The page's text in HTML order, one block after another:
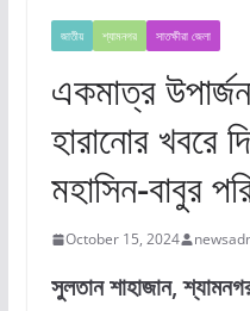
জাতীয় শ্যামনগর সাতক্ষীরা জেলা
একমাত্র
হারানোর খবরে
মহাসিন-বাবুর
October 15, 2024
সুলতান শাহাজান,